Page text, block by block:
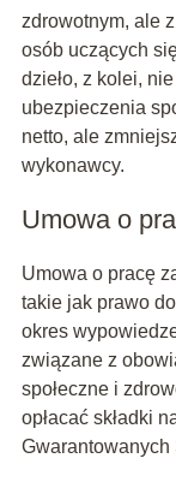
zdrowotnym, ale
osób uczących
dzieło, z kolei,
ubezpieczenia
netto, ale
wykonawcy.
Umowa o
Umowa o pracę
takie jak prawo
okres
związane z
społeczne i
opłacać składki